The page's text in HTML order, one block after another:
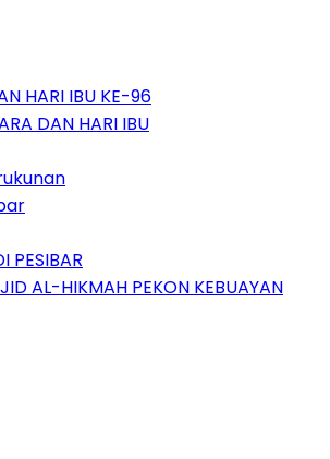
HARI IBU KE-96
DAN HARI IBU
PESIBAR
AL-HIKMAH PEKON KEBUAYAN